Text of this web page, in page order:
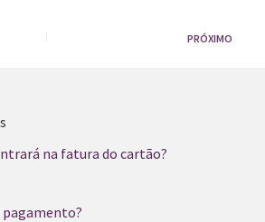
PRÓXIMO
na fatura do cartão?
pagamento?